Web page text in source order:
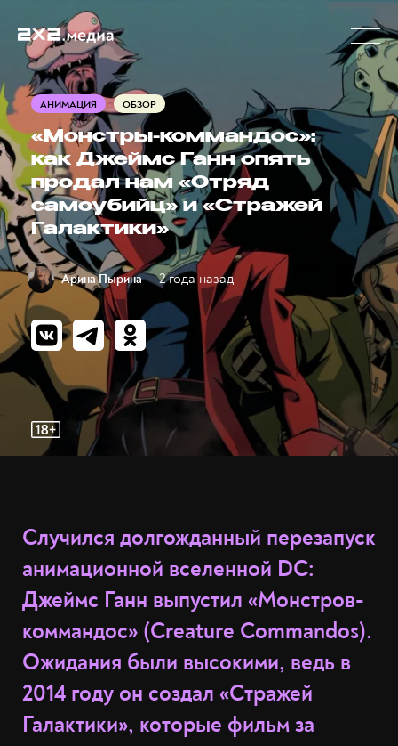
АНИМАЦИЯ ОБЗОР
«Монстры-коммандос»:
как Джеймс Ганн опять
продал нам «Отряд
самоубийц» и «Стражей
Галактики»
Арина Пырина — 2 года назад
Случился долгожданный перезапуск
анимационной вселенной DC:
Джеймс Ганн выпустил «Монстров-
коммандос» (Creature Commandos).
Ожидания были высокими, ведь в
2014 году он создал «Стражей
Галактики», которые фильм за